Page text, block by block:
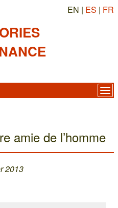
EN | ES | FR
amie de l’homme
2013